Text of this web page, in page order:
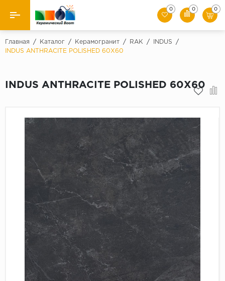
Назад
Керамическая плитка
Искусственный камень
0 0 0
Главная / Каталог / Керамогранит / RAK / INDUS
/
INDUS ANTHRACITE POLISHED 60X60
INDUS ANTHRACITE POLISHED 60X60